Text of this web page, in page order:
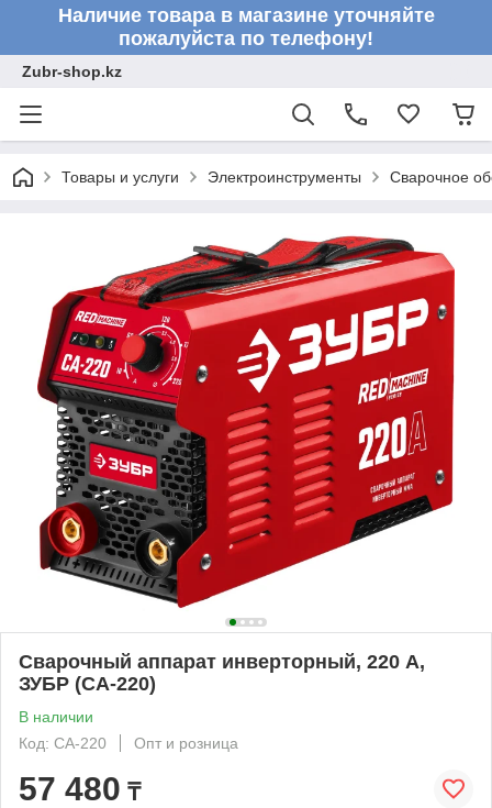
Наличие товара в магазине уточняйте
пожалуйста по телефону!
Zubr-shop.kz
Товары и услуги Электроинструменты Сварочное
Сварочный аппарат инверторный, 220 А,
ЗУБР (СА-220)
В наличии
Код: СА-220
Опт и розница
57 480 ₸